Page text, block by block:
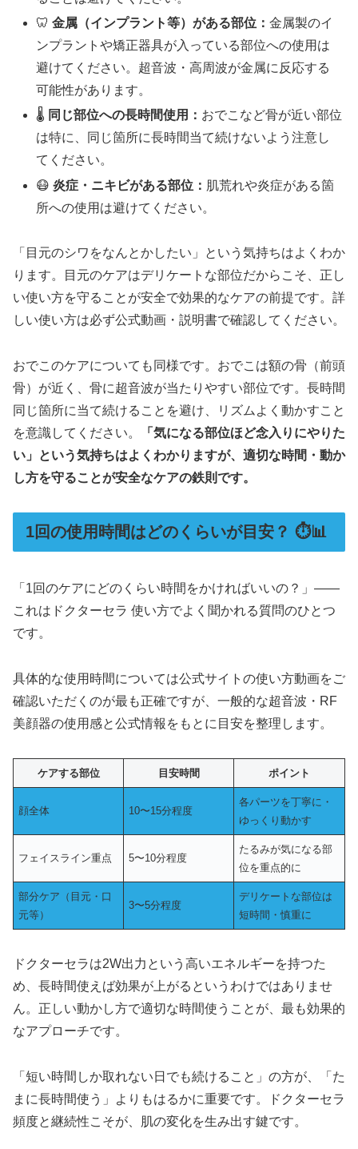
🦷金属（インプラント等）がある部位：金属製のイ
ンプラントや矯正器具が入っている部位への使用は
避けてください。超音波・高周波が金属に反応する
可能性があります。
🌡️ 同じ部位への長時間使用： おでこなど骨が近い部位
は特に、同じ箇所に長時間当て続けないよう注意し
てください。
😷炎症・ニキビがある部位： 肌荒れや炎症がある箇
所への使用は避けてください。
「目元のシワをなんとかしたい」という気持ちはよくわか
ります。目元のケアはデリケートな部位だからこそ、正し
い使い方を守ることが安全で効果的なケアの前提です。詳
しい使い方は必ず公式動画・説明書で確認してください。
おでこのケアについても同様です。おでこは額の骨（前頭
骨）が近く、骨に超音波が当たりやすい部位です。長時間
同じ箇所に当て続けることを避け、リズムよく動かすこと
を意識してください。
「気になる部位ほど念入りにやりた
い」という気持ちはよくわかりますが、適切な時間・動か
し方を守ることが安全なケアの鉄則です。
1回の使用時間はどのくらいが目安？ ⏱️📊
「1回のケアにどのくらい時間をかければいいの？」——
これはドクターセラ 使い方でよく聞かれる質問のひとつ
です。
具体的な使用時間については公式サイトの使い方動画をご
確認いただくのが最も正確ですが、一般的な超音波・RF
美顔器の使用感と公式情報をもとに目安を整理します。
ケアする部位 目安時間 ポイント
顔全体 10〜15分程度
各パーツを丁寧に・
ゆっくり動かす
フェイスライン重点 5〜10分程度
たるみが気になる部
位を重点的に
部分ケア（目元・口
元等）
3〜5分程度
デリケートな部位は
短時間・慎重に
ドクターセラは2W出力という高いエネルギーを持つた
め、長時間使えば効果が上がるというわけではありませ
ん。正しい動かし方で適切な時間使うことが、最も効果的
なアプローチです。
「短い時間しか取れない日でも続けること」の方が、「た
まに長時間使う」よりもはるかに重要です。ドクターセラ
頻度と継続性こそが、肌の変化を生み出す鍵です。